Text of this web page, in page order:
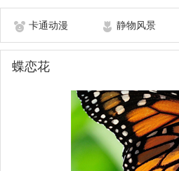
卡通动漫 静物风景
蝶恋花